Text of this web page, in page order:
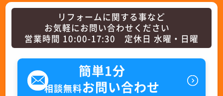
リフォームに関する事など
お気軽にお問い合わせください
営業時間 10:00-17:30 定休日 水曜・日曜
簡単1分
相談無料お問い合わせ